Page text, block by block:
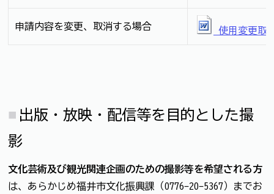
申請内容を変更、取消する場合 使用変更取
出版・放映・配信等を目的とした撮
影
文化芸術及び観光関連企画のための撮影等を希望される方
は、あらかじめ福井市文化振興課（0776-20-5367）までお